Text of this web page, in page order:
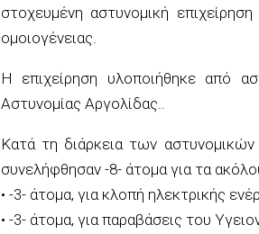
στοχευμένη αστυνομική
ομοιογένειας.
Η επιχείρηση υλοποιήθηκε από
Αστυνομίας Αργολίδας..
Κατά τη διάρκεια των
συνελήφθησαν -8- άτομα για τα
• -3- άτομα, για κλοπή ηλεκτρικής
• -3- άτομα, για παραβάσεις του